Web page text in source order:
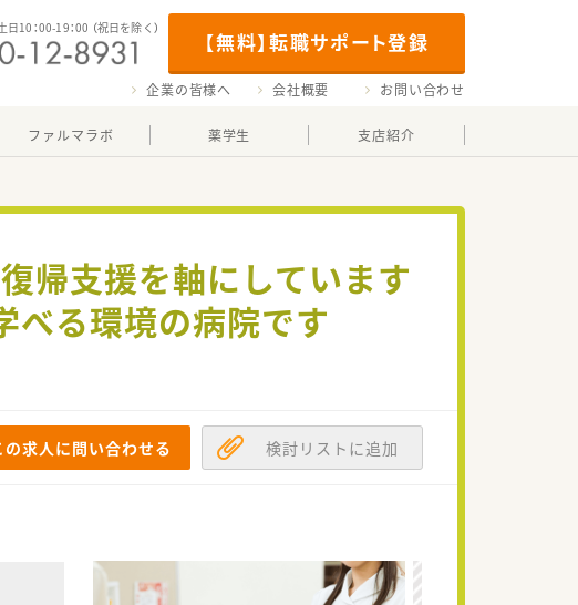
【無料】転職サポート登録
日10：00-19：00 （祝日を除く）
企業の皆様へ 会社概要 お問い合わせ
ファルマラボ 薬学生 支店紹介
帰支援を軸にしています
る環境の病院です
の求人に問い合わせる 検討リストに追加